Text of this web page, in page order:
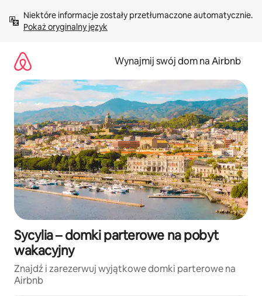
treści Pokaż oryginalny język
Wynajmij swój dom na Airbnb
Sycylia – domki parterowe na pobyt
wakacyjny
Znajdź i zarezerwuj wyjątkowe domki parterowe na
Airbnb